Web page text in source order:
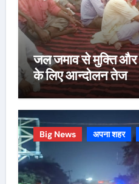
जल जमाव से मुक्ति और
के लिए आन्दोलन तेज
Big News अपना शहर